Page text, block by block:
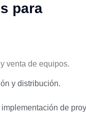
para
venta de equipos.
y distribución.
de